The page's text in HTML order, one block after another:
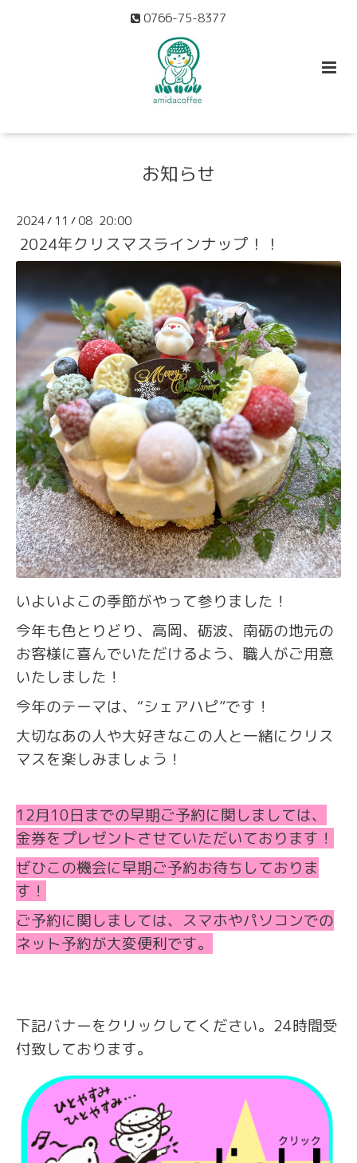
0766-75-8377
お知らせ
2024/ 11 /08 20:00
2024年クリスマスラインナップ！！
いよいよこの季節がやって参りました！
今年も色とりどり、高岡、砺波、南砺の地元の
お客様に喜んでいただけるよう、職人がご用意
いたしました！
今年のテーマは、“シェアハピ”です！
大切なあの人や大好きなこの人と一緒にクリス
マスを楽しみましょう！
12月10日までの早期ご予約に関しましては、
金券をプレゼントさせていただいております！
ぜひこの機会に早期ご予約お待ちしておりま
す！
ご予約に関しましては、スマホやパソコンでの
ネット予約が大変便利です。
下記バナーをクリックしてください。24時間受
付致しております。